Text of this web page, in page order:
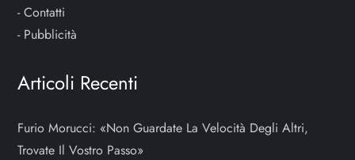
-Contatti
- Pubblicità
Articoli Recenti
Furio Morucci: «Non Guardate La Velocità Degli Altri,
Trovate Il Vostro Passo»